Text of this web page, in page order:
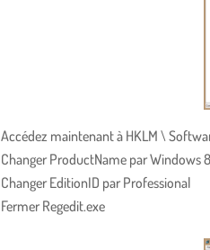
Accédez maintenant à HKLM \
Changer ProductName par Windows
Changer EditionID par Professional
Fermer Regedit.exe